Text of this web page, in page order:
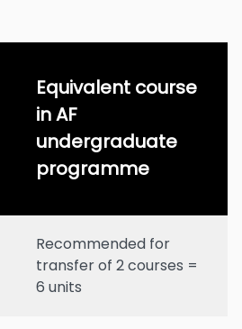
Equivalent course
in AF
undergraduate
programme
Recommended for
transfer of 2 courses =
6 units